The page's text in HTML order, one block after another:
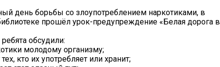
день борьбы со злоупотреблением наркотиками, в
прошёл урок-предупреждение «Белая дорога в
обсудили:
молодому организму;
кто их употребляет или хранит;